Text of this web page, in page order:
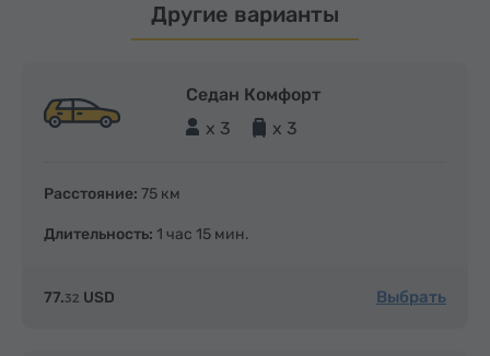
Другие варианты
Седан Комфорт
x 3
x 3
Расстояние: 75 км
Длительность: 1 час 15 мин.
77.32 USD Выбрать